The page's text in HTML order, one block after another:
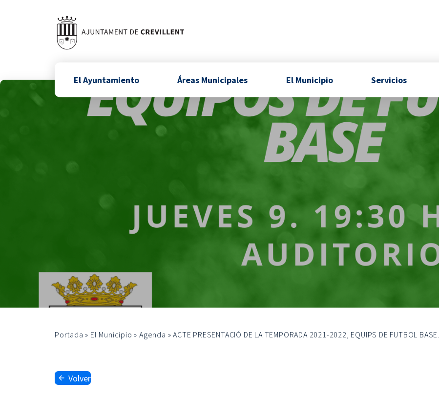
El Ayuntamiento Áreas Municipales El Municipio Servicios
Portada » El Municipio »Agenda »ACTE PRESENTACIÓ DE LA TEMPORADA 2021-2022, EQUIPS DE FUTBOL BASE.
Volver